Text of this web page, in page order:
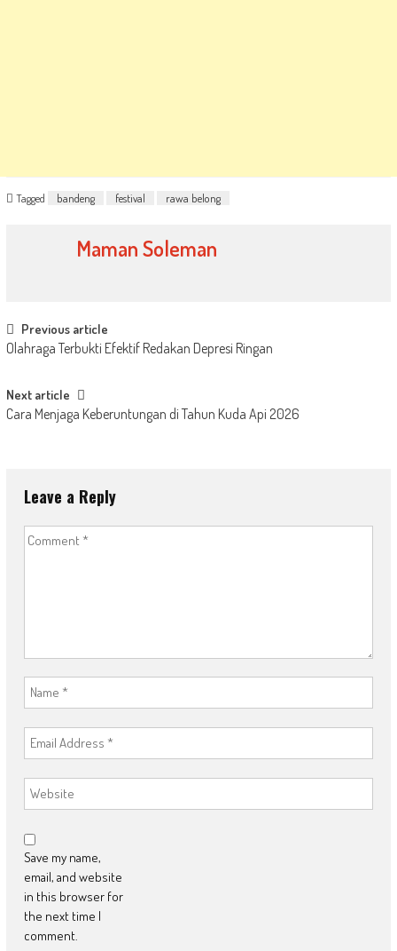
Tagged bandeng festival rawa belong
Maman Soleman
Post
navigation
Previous article
Olahraga Terbukti Efektif Redakan Depresi Ringan
Next article
Cara Menjaga Keberuntungan di Tahun Kuda Api 2026
Leave a Reply
Save my name,
email, and website
in this browser for
the next time I
comment.